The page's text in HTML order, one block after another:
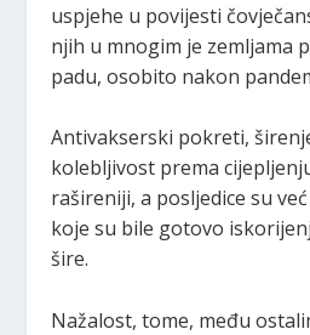
uspjehe u povijesti
njih u mnogim je zemljama
padu, osobito nakon
Antivakserski pokreti,
kolebljivost prema
rašireniji, a posljedice su
koje su bile gotovo
šire.
Nažalost, tome, među